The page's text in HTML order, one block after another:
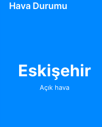
Hava Durumu
Eskişehir
Açık hava